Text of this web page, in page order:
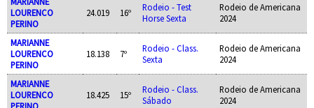
LOURENCO
PERINO
24.019 16º
Rodeio - Test
Horse Sexta
Rodeio de Americana
2024
MARIANNE
LOURENCO
PERINO
18.138 7º
Rodeio - Class.
Sexta
Rodeio de Americana
2024
MARIANNE
LOURENCO
PERINO
18.425 15º
Rodeio - Class.
Sábado
Rodeio de Americana
2024